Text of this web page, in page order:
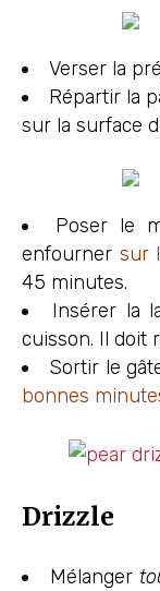
Verser la
Répartir la
sur la surface
Poser le
enfourner sur
45 minutes.
Insérer la
cuisson. Il doit
Sortir le
bonnes
Drizzle
Mélanger